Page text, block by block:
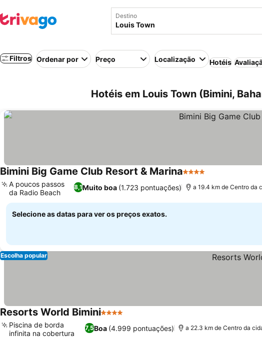
Destino
Filtros Ordenar por Preço Localização Hotéis
Hotéis em Louis Town (Bimini,
Bimini Big Game Club Resort & Marina4 Estrelas
8,1Muito boa (1.723 pontuações)
A poucos passos
da Radio Beach
a 19.4 km de Centro da
Selecione as datas para ver os preços exatos.
Escolha popular
Resorts World Bimini4 Estrelas
7,5Boa (4.999 pontuações)
Piscina de borda
infinita na cobertura
a 22.3 km de Centro da